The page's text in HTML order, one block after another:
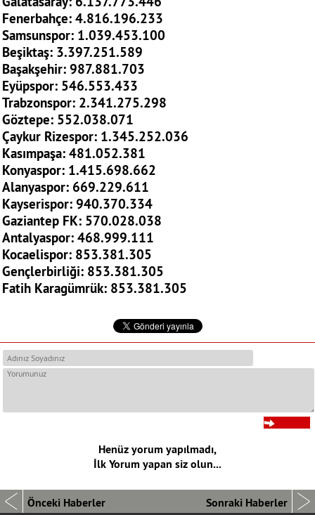
Fenerbahçe: 4.816.196.233
Samsunspor: 1.039.453.100
Beşiktaş: 3.397.251.589
Başakşehir: 987.881.703
Eyüpspor: 546.553.433
Trabzonspor: 2.341.275.298
Göztepe: 552.038.071
Çaykur Rizespor: 1.345.252.036
Kasımpaşa: 481.052.381
Konyaspor: 1.415.698.662
Alanyaspor: 669.229.611
Kayserispor: 940.370.334
Gaziantep FK: 570.028.038
Antalyaspor: 468.999.111
Kocaelispor: 853.381.305
Gençlerbirliği: 853.381.305
Fatih Karagümrük: 853.381.305
Henüz yorum yapılmadı,
İlk Yorum yapan siz olun...
Önceki Haberler Sonraki Haberler